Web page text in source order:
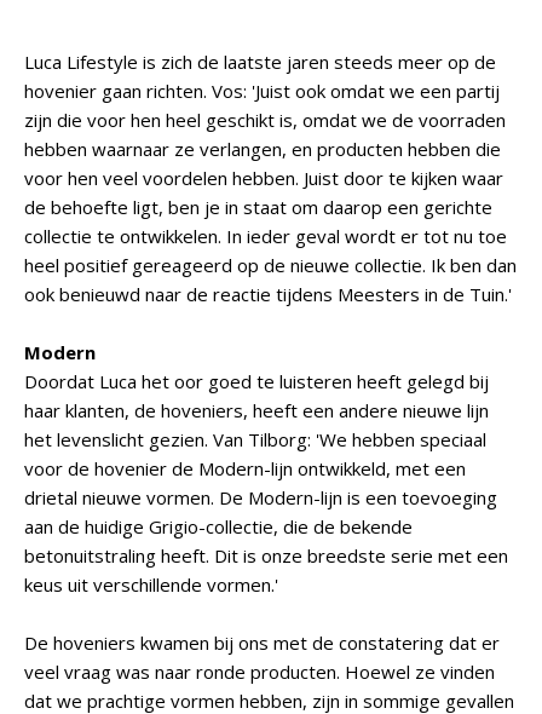
Luca Lifestyle is zich de laatste jaren steeds meer op de
hovenier gaan richten. Vos: 'Juist ook omdat we een partij
zijn die voor hen heel geschikt is, omdat we de voorraden
hebben waarnaar ze verlangen, en producten hebben die
voor hen veel voordelen hebben. Juist door te kijken waar
de behoefte ligt, ben je in staat om daarop een gerichte
collectie te ontwikkelen. In ieder geval wordt er tot nu toe
heel positief gereageerd op de nieuwe collectie. Ik ben dan
ook benieuwd naar de reactie tijdens Meesters in de Tuin.'
Modern
Doordat Luca het oor goed te luisteren heeft gelegd bij
haar klanten, de hoveniers, heeft een andere nieuwe lijn
het levenslicht gezien. Van Tilborg: 'We hebben speciaal
voor de hovenier de Modern-lijn ontwikkeld, met een
drietal nieuwe vormen. De Modern-lijn is een toevoeging
aan de huidige Grigio-collectie, die de bekende
betonuitstraling heeft. Dit is onze breedste serie met een
keus uit verschillende vormen.'
De hoveniers kwamen bij ons met de constatering dat er
veel vraag was naar ronde producten. Hoewel ze vinden
dat we prachtige vormen hebben, zijn in sommige gevallen